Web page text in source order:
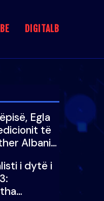
DIGITALB
Egla
të
Albania
i dytë i